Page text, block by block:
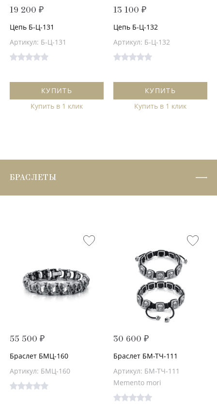
19 200 ₽
Цепь Б-Ц-131
Артикул: Б-Ц-131
КУПИТЬ
Купить в 1 клик
13 100 ₽
Цепь Б-Ц-132
Артикул: Б-Ц-132
КУПИТЬ
Купить в 1 клик
БРАСЛЕТЫ
55 500 ₽
Браслет БМЦ-160
Артикул: БМЦ-160
30 600 ₽
Браслет БМ-ТЧ-111
Артикул: БМ-ТЧ-111
Memento mori